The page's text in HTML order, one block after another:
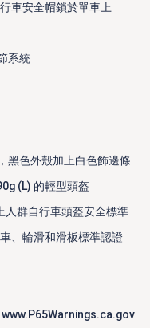
車安全帽鎖於單車上
系統
黑色外殼加上白色飾邊條
(L) 的輕型頭盔
人群自行車頭盔安全標準
、輪滑和滑板標準認證